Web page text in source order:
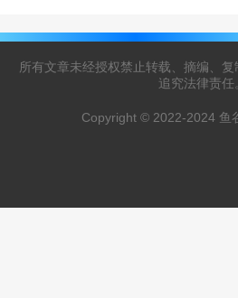
所有文章未经授权禁止转载、摘编、复
追究法律责任
Copyright © 2022-2024 鱼